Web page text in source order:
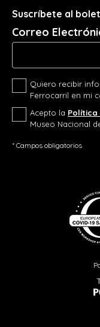
Suscríbete al
Correo
Quiero recibir
Ferrocarril en mi
Acepto la Política
Museo Nacional
* Campos obligatorios